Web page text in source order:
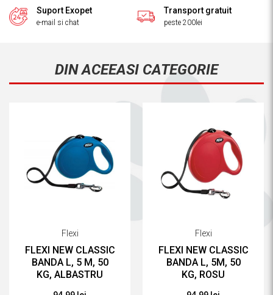
Suport Exopet
e-mail si chat
Transport gratuit
peste 200lei
DIN ACEEASI CATEGORIE
Flexi
FLEXI NEW CLASSIC
BANDA L, 5 M, 50
KG, ALBASTRU
Flexi
FLEXI NEW CLASSIC
BANDA L, 5M, 50
KG, ROSU